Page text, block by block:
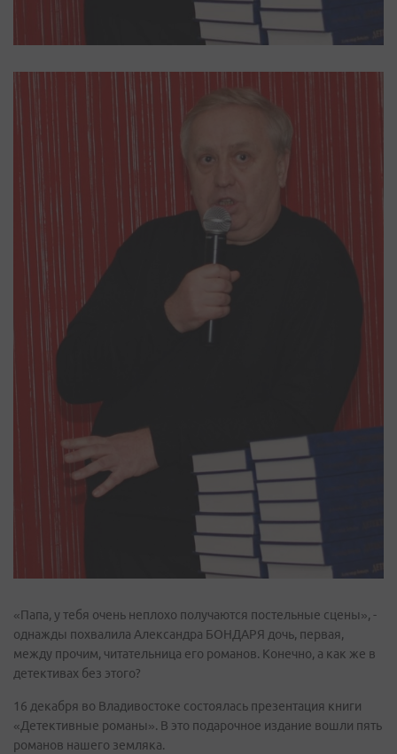
«Папа, у тебя очень неплохо получаются постельные сцены», -
однажды похвалила Александра БОНДАРЯ дочь, первая,
между прочим, читательница его романов. Конечно, а как же в
детективах без этого?
16 декабря во Владивостоке состоялась презентация книги
«Детективные романы». В это подарочное издание вошли пять
романов нашего земляка.